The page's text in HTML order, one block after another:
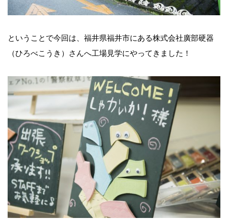
ということで今回は、福井県福井市にある株式会社廣部硬器
（ひろべこうき）さんへ工場見学にやってきました！